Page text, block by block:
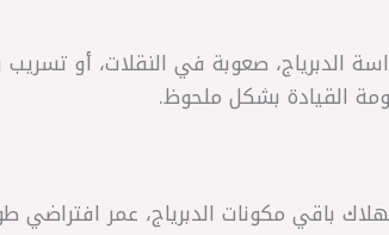
صعوبة في النقلات، أو تسريب
القيادة بشكل ملحوظ.
باقي مكونات الدبرياج، عمر